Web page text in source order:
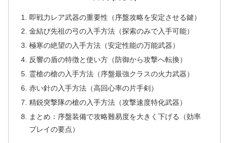
即戦力レア武器の重要性（序盤攻略を安定させる鍵）
金結び先祖の弓の入手方法（探索のみで入手可能）
極寒の絶望の入手方法（安定性能の万能武器）
反響の盾の特徴と使い方（防御から攻撃へ転換）
霊槍の槍の入手方法（序盤最強クラスの火力武器）
赤い針の入手方法（高回心率の片手剣）
精鋭突撃隊の槍の入手方法（攻撃速度特化武器）
まとめ：序盤装備で攻略難易度を大きく下げる（効率
プレイの要点）